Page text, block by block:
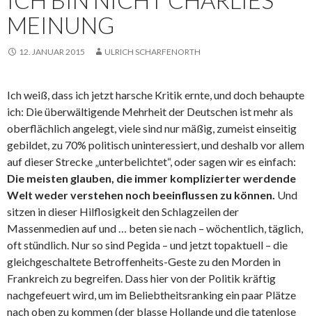
MEINUNG
12. JANUAR 2015 ULRICH SCHARFENORTH
Ich weiß, dass ich jetzt harsche Kritik ernte, und doch behaupte
ich: Die überwältigende Mehrheit der Deutschen ist mehr als
oberflächlich angelegt, viele sind nur mäßig, zumeist einseitig
gebildet, zu 70% politisch uninteressiert, und deshalb vor allem
auf dieser Strecke „unterbelichtet“, oder sagen wir es einfach:
Die meisten glauben, die immer komplizierter werdende
Welt weder verstehen noch beeinflussen zu können. Und
sitzen in dieser Hilflosigkeit den Schlagzeilen der
Massenmedien auf und … beten sie nach – wöchentlich, täglich,
oft stündlich. Nur so sind Pegida – und jetzt topaktuell – die
gleichgeschaltete Betroffenheits-Geste zu den Morden in
Frankreich zu begreifen. Dass hier von der Politik kräftig
nachgefeuert wird, um im Beliebtheitsranking ein paar Plätze
nach oben zu kommen (der blasse Hollande und die tatenlose